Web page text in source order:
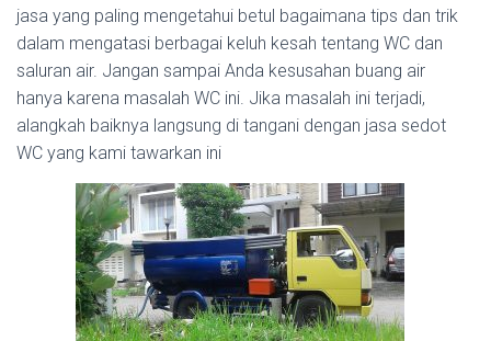
jasa yang paling mengetahui betul bagaimana tips dan trik
dalam mengatasi berbagai keluh kesah tentang WC dan
saluran air. Jangan sampai Anda kesusahan buang air
hanya karena masalah WC ini. Jika masalah ini terjadi,
alangkah baiknya langsung di tangani dengan jasa sedot
WC yang kami tawarkan ini